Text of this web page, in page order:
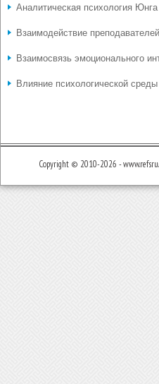
Аналитическая психология Юнга
Взаимодействие
Взаимосвязь эмоционального
Влияние психологической
Copyright © 2010-2026 -